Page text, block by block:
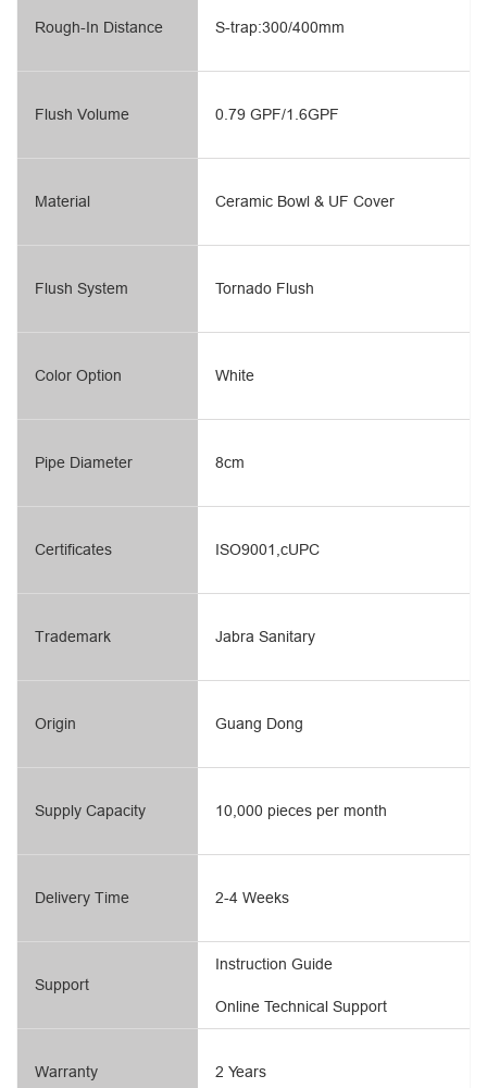
Rough-In Distance
Flush Volume
Material
Flush System
S-trap:300/400mm
0.79 GPF/1.6GPF
Ceramic Bowl & UF Cover
Tornado Flush
Color Option
Pipe Diameter
Certificates
Trademark
Origin
Supply Capacity
Delivery Time
Support
Warranty
White
8cm
ISO9001,cUPC
Jabra Sanitary
Guang Dong
10,000 pieces per month
2-4 Weeks
Online Technical Support
Instruction Guide
2 Years